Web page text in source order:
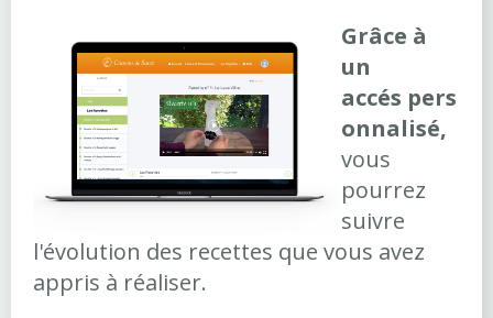
Grâce à
un
accés pers
onnalisé,
vous
pourrez
suivre
l'évolution des recettes que vous avez
appris à réaliser.